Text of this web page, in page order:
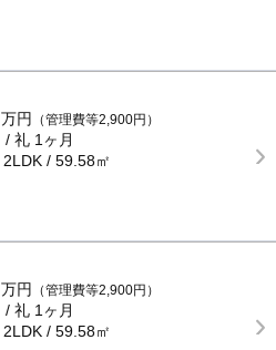
万円 （管理費等2,900円）
/ 礼 1ヶ月
2LDK / 59.58㎡
万円 （管理費等2,900円）
/ 礼 1ヶ月
2LDK / 59.58㎡